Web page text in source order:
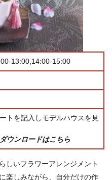
13:00,14:00-15:00
トを記入しモデルハウスを見
ウンロードはこちら
しいフラワーアレンジメント
楽しみながら、自分だけの作